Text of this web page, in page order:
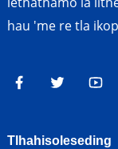
hau 'me re tla
Tlhahisoleseding